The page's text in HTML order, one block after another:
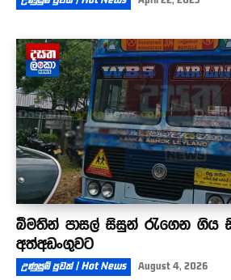
බීමතින් පාසල් සිසුන් රැගෙන ගිය
අත්අඩංගුවට
උණුසුම් පුවත් | Hot News August 4, 2026